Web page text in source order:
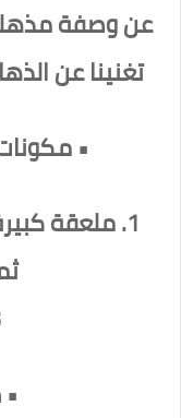
عن وصفة
تغنينا عن
•